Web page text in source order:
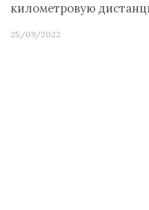
километровую
25/09/2022